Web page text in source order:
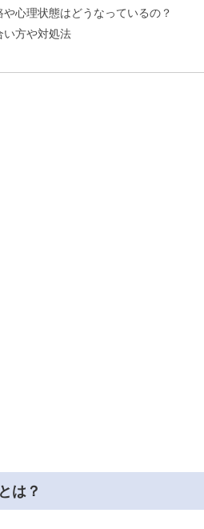
心理状態はどうなっているの？
い方や対処法
は？